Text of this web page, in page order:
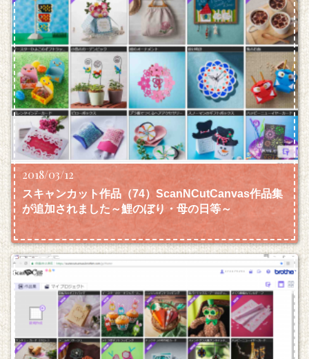
2018/03/12
スキャンカット作品（74）ScanNCutCanvas作品集
が追加されました～鯉のぼり・母の日等～